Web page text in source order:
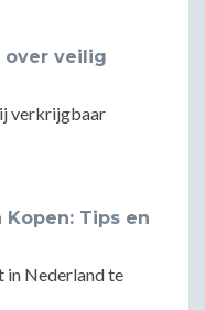
over veilig
verkrijgbaar
Tips en
in Nederland te